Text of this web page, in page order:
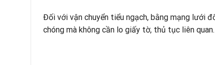
Đối với vận chuyển tiểu ngạch, bằng mạng lưới
chóng mà không cần lo giấy tờ, thủ tục liên quan.